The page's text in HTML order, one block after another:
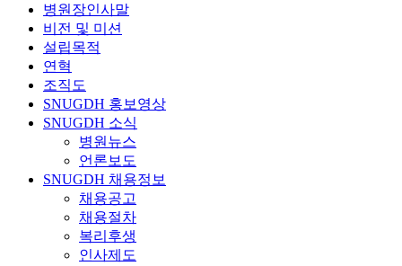
병원장인사말
비전 및 미션
설립목적
연혁
조직도
SNUGDH 홍보영상
SNUGDH 소식
병원뉴스
언론보도
SNUGDH 채용정보
채용공고
채용절차
복리후생
인사제도